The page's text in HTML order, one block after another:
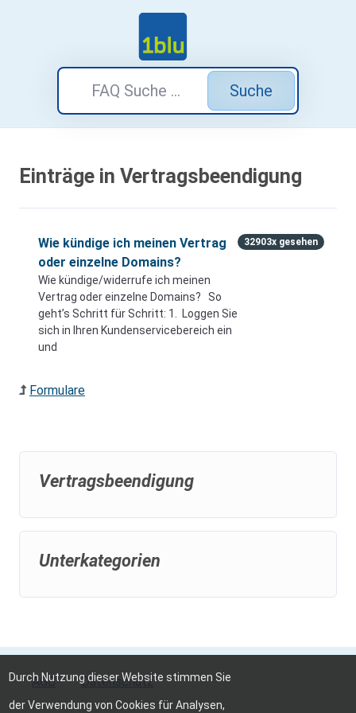
Suche
Einträge in Vertragsbeendigung
Wie kündige ich meinen Vertrag
oder einzelne Domains?
Wie kündige/widerrufe ich meinen
Vertrag oder einzelne Domains? So
geht’s Schritt für Schritt: 1. Loggen Sie
sich in Ihren Kundenservicebereich ein
und
32903x gesehen
Formulare
Vertragsbeendigung
Unterkategorien
AGB Datenschutz
Durch Nutzung dieser Website stimmen Sie
der Verwendung von Cookies für Analysen,